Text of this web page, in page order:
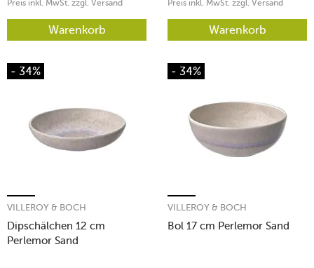
Preis inkl. MwSt. zzgl. Versand
Warenkorb
Preis inkl. MwSt. zzgl. Versand
Warenkorb
- 34%
Dipschälchen 12 cm
Perlemor Sand
VILLEROY & BOCH
- 34%
Bol 17 cm Perlemor Sand
VILLEROY & BOCH